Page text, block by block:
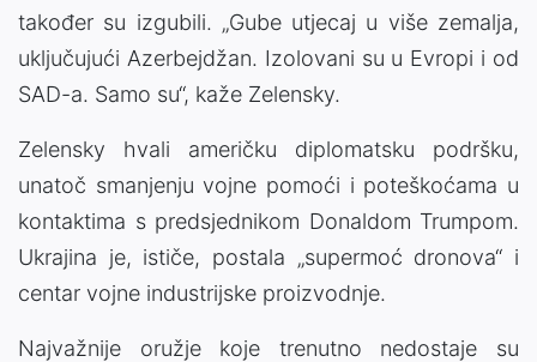
također su izgubili. „Gube utjecaj u više zemalja,
uključujući Azerbejdžan. Izolovani su u Evropi i od
SAD-a. Samo su“, kaže Zelensky.
Zelensky hvali američku diplomatsku podršku,
unatoč smanjenju vojne pomoći i poteškoćama u
kontaktima s predsjednikom Donaldom Trumpom.
Ukrajina je, ističe, postala „supermoć dronova“ i
centar vojne industrijske proizvodnje.
Najvažnije oružje koje trenutno nedostaje su